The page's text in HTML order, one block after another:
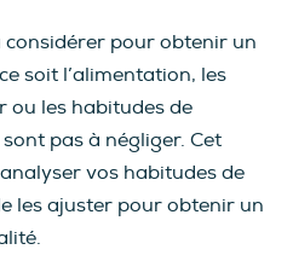
pour obtenir un
soit l’alimentation, les
ou les habitudes de
pas à négliger. Cet
vos habitudes de
les ajuster pour obtenir un